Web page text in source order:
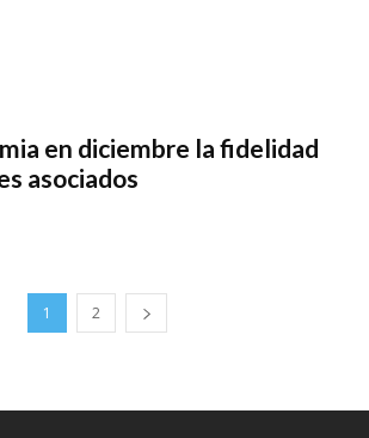
en diciembre la fidelidad
asociados
1 2